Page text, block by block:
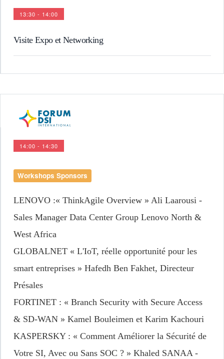
13:30 - 14:00
Visite Expo et Networking
14:00 - 14:30
Workshops Sponsors
LENOVO :« ThinkAgile Overview » Ali Laarousi -
Sales Manager Data Center Group Lenovo North &
West Africa
GLOBALNET « L'IoT, réelle opportunité pour les
smart entreprises » Hafedh Ben Fakhet, Directeur
Présales
FORTINET : « Branch Security with Secure Access
& SD-WAN » Kamel Bouleimen et Karim Kachouri
KASPERSKY : « Comment Améliorer la Sécurité de
Votre SI, Avec ou Sans SOC ? » Khaled SANAA -